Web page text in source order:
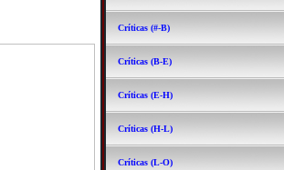
Críticas (#-B)
Críticas (B-E)
Críticas (E-H)
Críticas (H-L)
Críticas (L-O)